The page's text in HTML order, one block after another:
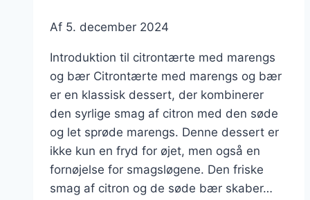
Af 5. december 2024
Introduktion til citrontærte med marengs
og bær Citrontærte med marengs og bær
er en klassisk dessert, der kombinerer
den syrlige smag af citron med den søde
og let sprøde marengs. Denne dessert er
ikke kun en fryd for øjet, men også en
fornøjelse for smagsløgene. Den friske
smag af citron og de søde bær skaber…